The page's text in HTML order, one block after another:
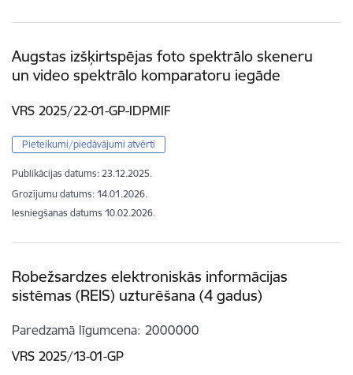
Augstas izšķirtspējas foto spektrālo skeneru
un video spektrālo komparatoru iegāde
VRS 2025/22-01-GP-IDPMIF
Pieteikumi/piedāvājumi atvērti
Publikācijas datums: 23.12.2025.
Grozījumu datums: 14.01.2026.
Iesniegšanas datums 10.02.2026.
Robežsardzes elektroniskās informācijas
sistēmas (REIS) uzturēšana (4 gadus)
Paredzamā līgumcena 2000000
VRS 2025/13-01-GP